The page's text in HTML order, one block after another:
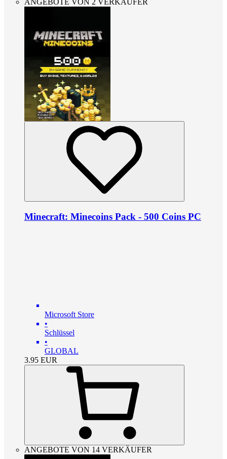
ANGEBOTE VON 2 VERKÄUFER
Minecraft: Minecoins Pack - 500 Coins PC
Microsoft Store
•
Schlüssel
•
GLOBAL
3.95 EUR
ANGEBOTE VON 14 VERKÄUFER